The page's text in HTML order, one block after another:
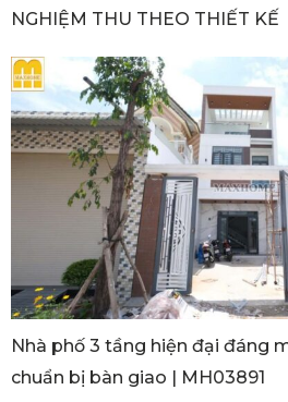
NGHIỆM THU THEO THIẾT KẾ
Nhà phố 3 tầng hiện đại đáng
chuẩn bị bàn giao | MH03891